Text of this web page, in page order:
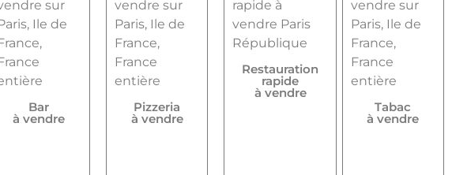
Bar
à vendre
Pizzeria
à vendre
Restauration
rapide
à vendre
Tabac
à vendre